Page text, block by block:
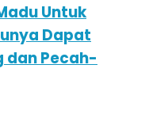
Untuk
Dapat
dan Pecah-